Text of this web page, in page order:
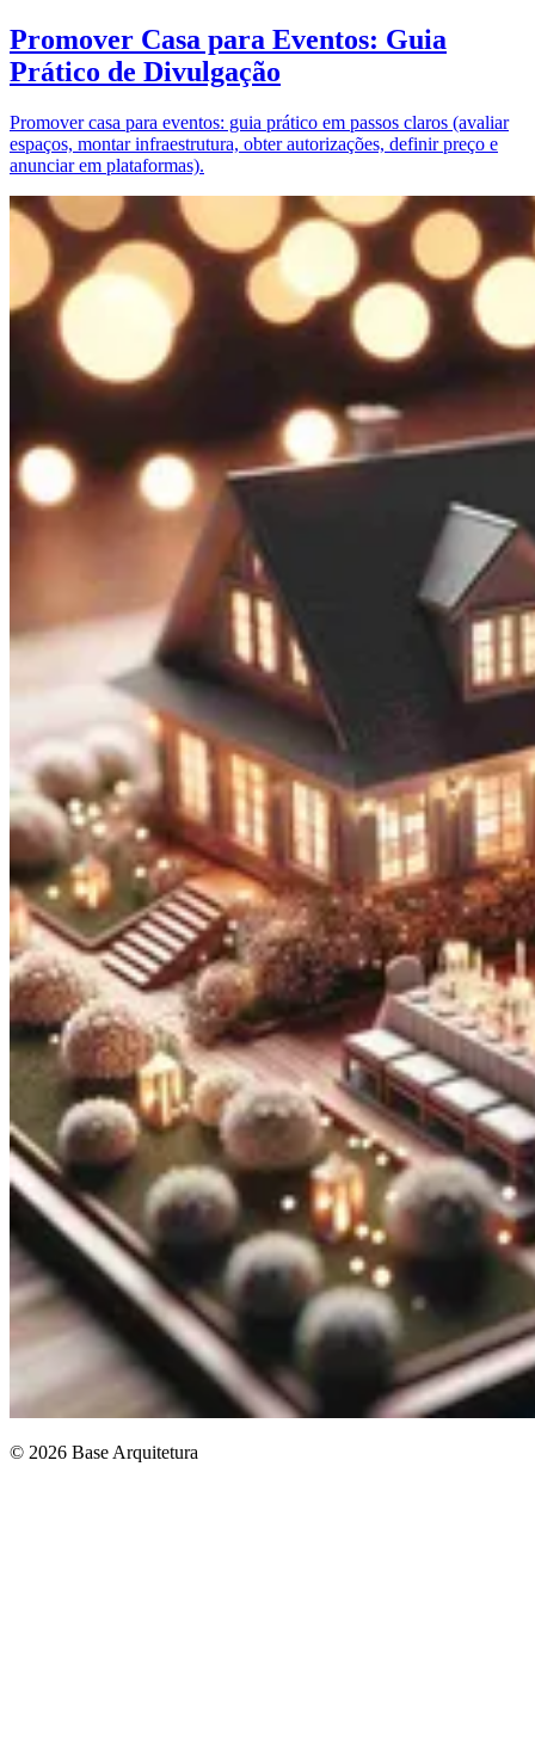
Promover Casa para Eventos: Guia
Prático de Divulgação
Promover casa para eventos: guia prático em passos claros (avaliar
espaços, montar infraestrutura, obter autorizações, definir preço e
anunciar em plataformas).
© 2026 Base Arquitetura